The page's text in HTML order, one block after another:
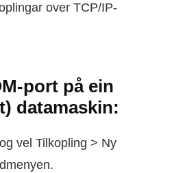
over TCP/IP-
port på ein
datamaskin:
vel Tilkopling > Ny